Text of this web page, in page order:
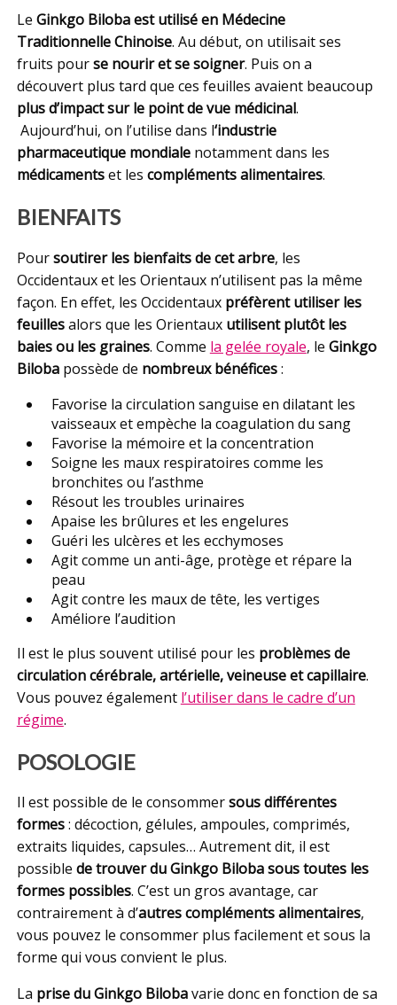
Le Ginkgo Biloba est utilisé en Médecine
Traditionnelle Chinoise. Au début, on utilisait ses
fruits pourse nourir et se soigner. Puis on a
découvert plus tard que ces feuilles avaient beaucoup
plus d’impact sur le point de vue médicinal.
Aujourd’hui, on l’utilise dans l‘industrie
pharmaceutique mondialenotamment dans les
médicamentset les compléments alimentaires.
BIENFAITS
Poursoutirer les bienfaits de cet arbre, les
Occidentaux et les Orientaux n’utilisent pas la même
façon. En effet, les Occidentaux préfèrent utiliser les
feuillesalors que les Orientaux utilisent plutôt les
baies ou les graines. Comme la gelée royale, le Ginkgo
Bilobapossède de nombreux bénéfices:
Favorise la circulation sanguise en dilatant les
vaisseaux et empèche la coagulation du sang
Favorise la mémoire et la concentration
Soigne les maux respiratoires comme les
bronchites ou l’asthme
Résout les troubles urinaires
Apaise les brûlures et les engelures
Guéri les ulcères et les ecchymoses
Agit comme un anti-âge, protège et répare la
peau
Agit contre les maux de tête, les vertiges
Améliore l’audition
Il est le plus souvent utilisé pour les problèmes de
circulation cérébrale, artérielle, veineuse et capillaire.
Vous pouvez également l’utiliser dans le cadre d’un
régime.
POSOLOGIE
Il est possible de le consommersous différentes
formes: décoction, gélules, ampoules, comprimés,
extraits liquides, capsules… Autrement dit, il est
possible de trouver du Ginkgo Biloba sous toutes les
formes possibles. C’est un gros avantage, car
contrairement à d’autres compléments alimentaires,
vous pouvez le consommer plus facilement et sous la
forme qui vous convient le plus.
La prise du Ginkgo Bilobavarie donc en fonction de sa